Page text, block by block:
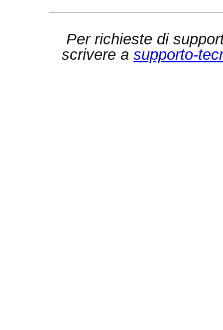
Per richieste di
scrivere a supporto-